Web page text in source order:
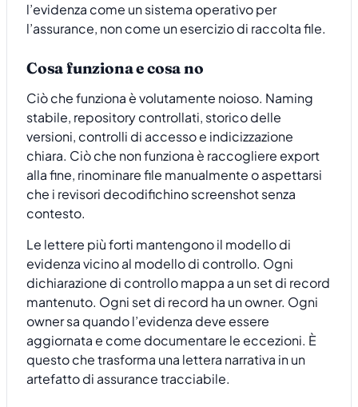
l’evidenza come un sistema operativo per
l’assurance, non come un esercizio di raccolta file.
Cosa funziona e cosa no
Ciò che funziona è volutamente noioso. Naming
stabile, repository controllati, storico delle
versioni, controlli di accesso e indicizzazione
chiara. Ciò che non funziona è raccogliere export
alla fine, rinominare file manualmente o aspettarsi
che i revisori decodifichino screenshot senza
contesto.
Le lettere più forti mantengono il modello di
evidenza vicino al modello di controllo. Ogni
dichiarazione di controllo mappa a un set di record
mantenuto. Ogni set di record ha un owner. Ogni
owner sa quando l’evidenza deve essere
aggiornata e come documentare le eccezioni. È
questo che trasforma una lettera narrativa in un
artefatto di assurance tracciabile.